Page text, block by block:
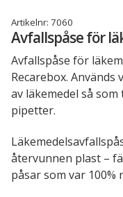
Recarebox tillbehör
INFORMATION
och
Referenscase för
Artikelnr: 7060
Avfallspåse för
Avfallspåse för
Recarebox.
av läkemedel så
pipetter.
återvunnen plast –
påsar som var 100%